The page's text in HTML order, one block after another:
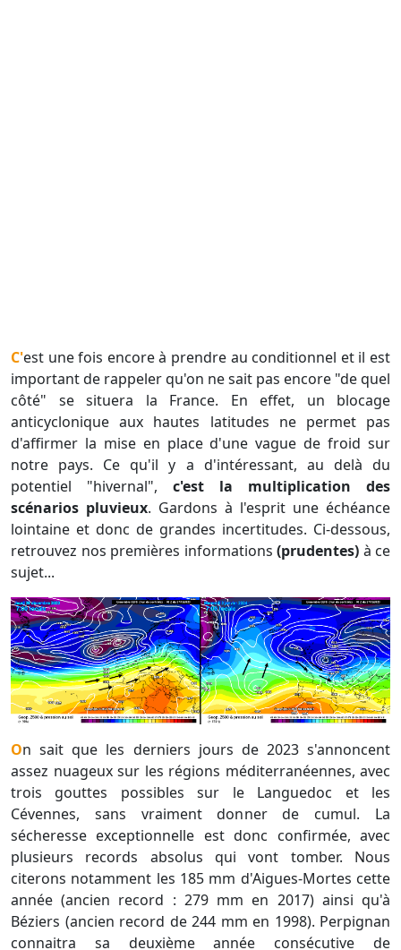
C'est une fois encore à prendre au conditionnel et il est
important de rappeler qu'on ne sait pas encore "de quel
côté" se situera la France. En effet, un blocage
anticyclonique aux hautes latitudes ne permet pas
d'affirmer la mise en place d'une vague de froid sur
notre pays. Ce qu'il y a d'intéressant, au delà du
potentiel "hivernal", c'est la multiplication des
scénarios pluvieux. Gardons à l'esprit une échéance
lointaine et donc de grandes incertitudes. Ci-dessous,
retrouvez nos premières informations (prudentes) à ce
sujet...
On sait que les derniers jours de 2023 s'annoncent
assez nuageux sur les régions méditerranéennes, avec
trois gouttes possibles sur le Languedoc et les
Cévennes, sans vraiment donner de cumul. La
sécheresse exceptionnelle est donc confirmée, avec
plusieurs records absolus qui vont tomber. Nous
citerons notamment les 185 mm d'Aigues-Mortes cette
année (ancien record : 279 mm en 2017) ainsi qu'à
Béziers (ancien record de 244 mm en 1998). Perpignan
connaitra sa deuxième année consécutive de